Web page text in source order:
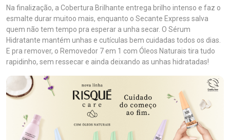
Na finalização, a Cobertura Brilhante entrega brilho intenso e faz o
esmalte durar muitoo mais, enquanto o Secante Express salva
quem não tem tempo pra esperar a unha secar. O Sérum
Hidratante mantém unhas e cutículas bem cuidadas todos os dias.
E pra remover, o Removedor 7 em 1 com Óleos Naturais tira tudo
rapidinho, sem ressecar e ainda deixando as unhas hidratadas!